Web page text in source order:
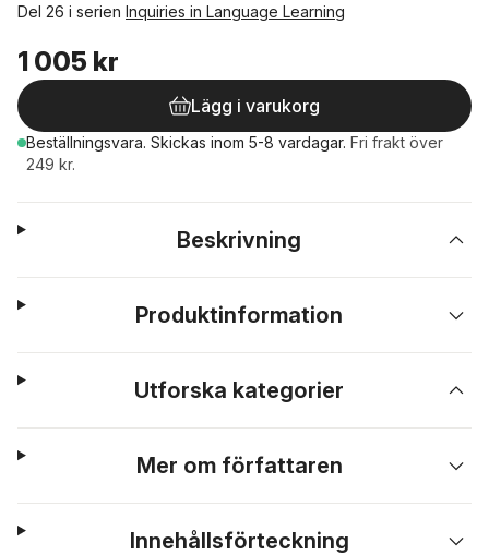
Del 26 i serien Inquiries in Language Learning
1 005 kr
Lägg i varukorg
Beställningsvara. Skickas inom 5-8 vardagar. Fri frakt över
249 kr.
Beskrivning
Produktinformation
Utforska kategorier
Mer om författaren
Innehållsförteckning